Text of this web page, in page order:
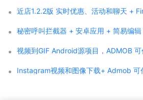
秘密呼叫拦截器 + 安卓应用 + 简易编
视频到GIF Android源项目，ADMOB
Instagram视频和图像下载+ Admob 可